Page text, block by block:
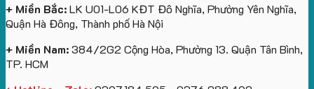
theo
cầu
+ Miền Bắc:LK U01-L06 KĐT Đô Nghĩa, Phường Yên Nghĩa,
Quận Hà Đông, Thành phố Hà Nội
+ Miền Nam:384/2G2 Cộng Hòa, Phường 13. Quận Tân Bình,
TP. HCM